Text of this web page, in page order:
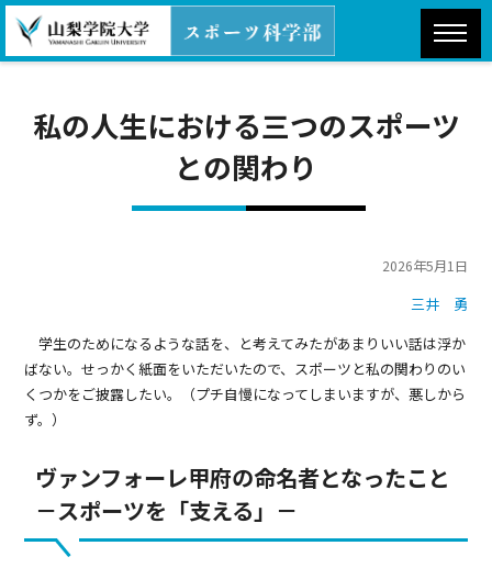
私の人生における三つのスポーツ
との関わり
2026年5月1日
三井 勇
学生のためになるような話を、と考えてみたがあまりいい話は浮か
ばない。せっかく紙面をいただいたので、スポーツと私の関わりのい
くつかをご披露したい。（プチ自慢になってしまいますが、悪しから
ず。）
ヴァンフォーレ甲府の命名者となったこと
－スポーツを「支える」－